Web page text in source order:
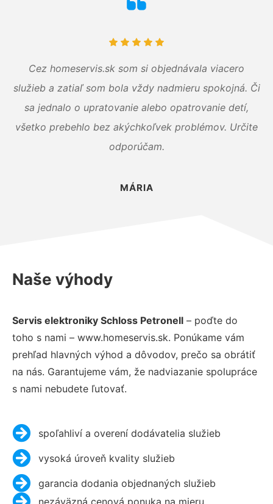
Cez homeservis.sk som si objednávala viacero
služieb a zatiaľ som bola vždy nadmieru spokojná. Či
sa jednalo o upratovanie alebo opatrovanie detí,
všetko prebehlo bez akýchkoľvek problémov. Určite
odporúčam.
MÁRIA
Naše výhody
Servis elektroniky Schloss Petronell – poďte do
toho s nami – www.homeservis.sk. Ponúkame vám
prehľad hlavných výhod a dôvodov, prečo sa obrátiť
na nás. Garantujeme vám, že nadviazanie spolupráce
s nami nebudete ľutovať.
spoľahliví a overení dodávatelia služieb
vysoká úroveň kvality služieb
garancia dodania objednaných služieb
nezáväzná cenová ponuka na mieru